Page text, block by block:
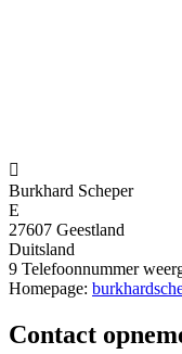

Burkhard Scheper
E
27607 Geestland
Duitsland
9 Telefoonnummer
Homepage:
Contact